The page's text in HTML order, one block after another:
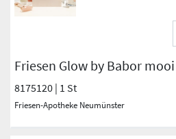
Friesen Glow by Babor
8175120 | 1 St
Friesen-Apotheke Neumünster